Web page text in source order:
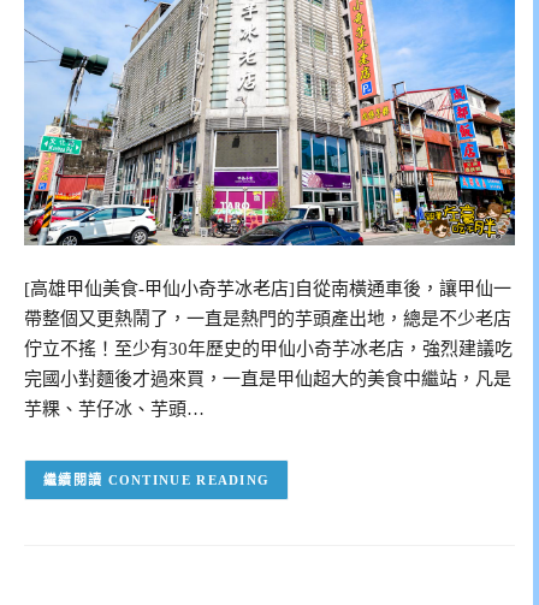
[高雄甲仙美食-甲仙小奇芋冰老店]自從南橫通車後，讓甲仙一
帶整個又更熱鬧了，一直是熱門的芋頭產出地，總是不少老店
佇立不搖！至少有30年歷史的甲仙小奇芋冰老店，強烈建議吃
完國小對麵後才過來買，一直是甲仙超大的美食中繼站，凡是
芋粿、芋仔冰、芋頭…
CONTINUE READING